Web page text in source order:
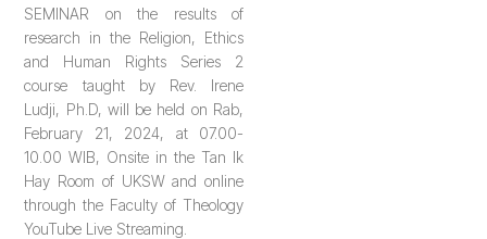
SEMINAR on the results of
research in the Religion, Ethics
and Human Rights Series 2
course taught by Rev. Irene
Ludji, Ph.D, will be held on Rab,
February 21, 2024, at 07.00-
10.00 WIB, Onsite in the Tan Ik
Hay Room of UKSW and online
through the Faculty of Theology
YouTube Live Streaming.